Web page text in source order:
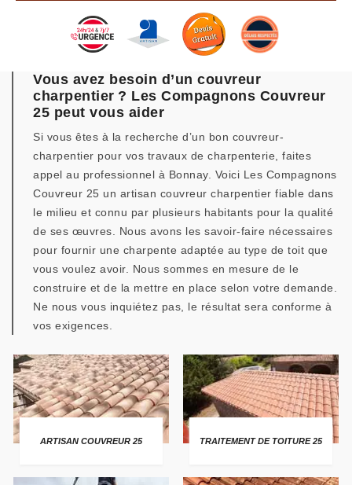
Vous avez besoin d’un couvreur
charpentier ? Les Compagnons Couvreur
25 peut vous aider
Si vous êtes à la recherche d’un bon couvreur-
charpentier pour vos travaux de charpenterie, faites
appel au professionnel à Bonnay. Voici Les Compagnons
Couvreur 25 un artisan couvreur charpentier fiable dans
le milieu et connu par plusieurs habitants pour la qualité
de ses œuvres. Nous avons les savoir-faire nécessaires
pour fournir une charpente adaptée au type de toit que
vous voulez avoir. Nous sommes en mesure de le
construire et de la mettre en place selon votre demande.
Ne nous vous inquiétez pas, le résultat sera conforme à
vos exigences.
ARTISAN COUVREUR 25 TRAITEMENT DE TOITURE 25